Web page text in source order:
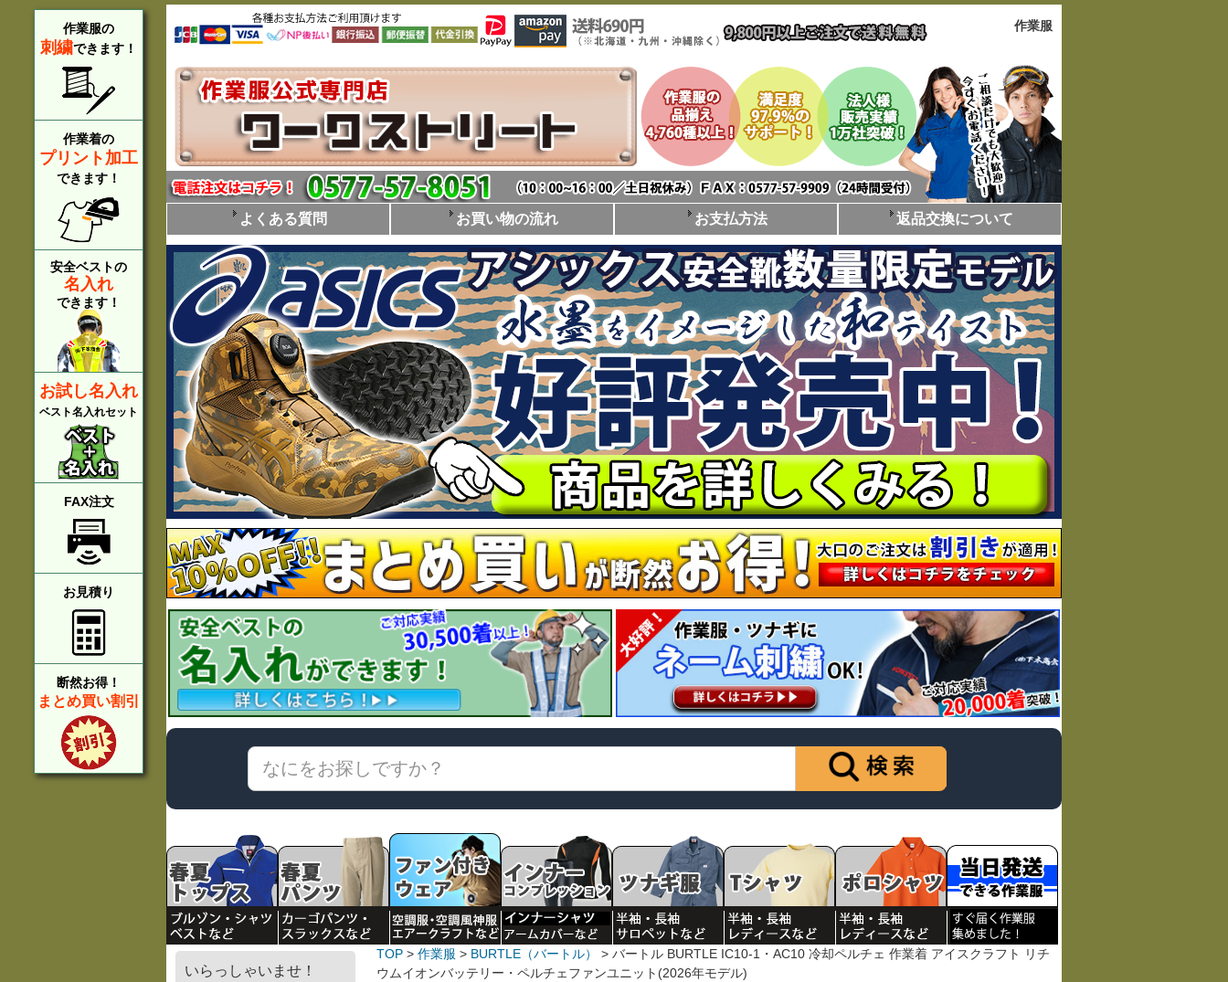
作業服の
刺繍できます！
作業着の
プリント加工
できます！
安全ベストの
名入れ
できます！
お試し名入れ
ベスト名入れセット
FAX注文
お見積り
断然お得！
まとめ買い割引
作業服
よくある質問 お買い物の流れ お支払方法 返品交換について
いらっしゃいませ！
TOP 作業服 BURTLE（バートル）
バートル BURTLE IC10-1・AC10 冷却ペルチェ 作業着 アイスクラフト リチ
ウムイオンバッテリー・ペルチェファンユニット(2026年モデル)